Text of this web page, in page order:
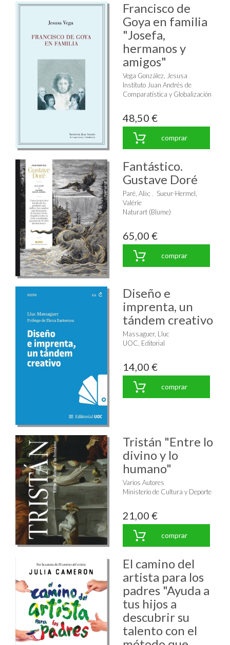
Francisco de
Goya en familia
"Josefa,
hermanos y
amigos"
Vega González, Jesusa
Instituto Juan Andrés de
Comparatística y Globalización
48,50 €
comprar
Fantástico.
Gustave Doré
Paré, Alix;
Sueur-Hermel,
Valérie
Naturart (Blume)
65,00 €
comprar
Diseño e
imprenta, un
tándem creativo
Massaguer, Lluc
UOC, Editorial
14,00 €
comprar
Tristán "Entre lo
divino y lo
humano"
Varios Autores
Ministerio de Cultura y Deporte
21,00 €
comprar
El camino del
artista para los
padres "Ayuda a
tus hijos a
descubrir su
talento con el